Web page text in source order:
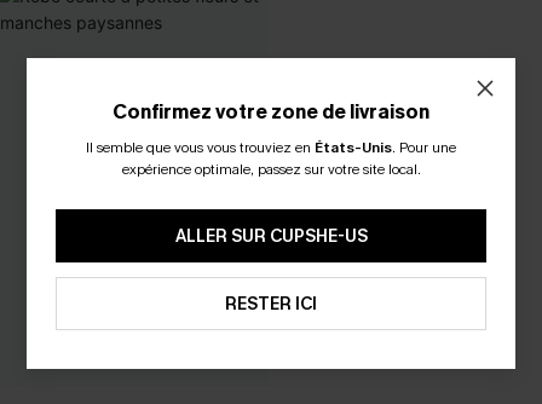
Confirmez votre zone de livraison
Il semble que vous vous trouviez en États-Unis. Pour une
expérience optimale, passez sur votre site local.
ALLER SUR CUPSHE-US
RESTER ICI